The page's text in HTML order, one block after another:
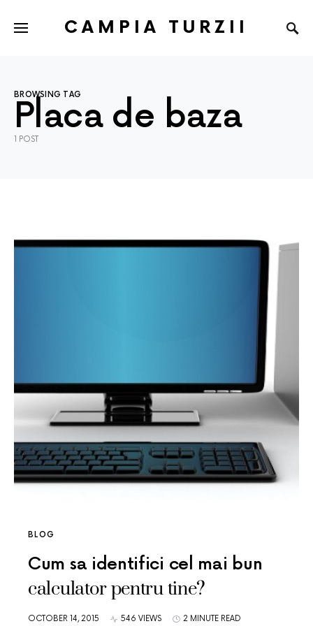
CAMPIA TURZII
BROWSING TAG
Placa de baza
1 POST
BLOG
Cum sa identifici cel mai bun
calculator pentru tine?
OCTOBER 14, 2015 546 VIEWS 2 MINUTE READ